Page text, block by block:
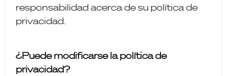
responsabilidad acerca de su política de
privacidad.
¿Puede modificarse la política de
privacidad?